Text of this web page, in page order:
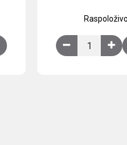
galvanizirani
Ventilator